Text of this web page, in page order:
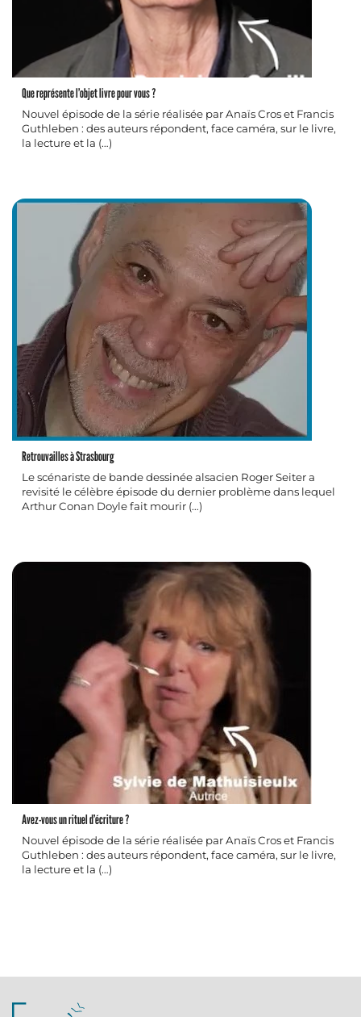
Que représente l’objet livre pour vous ?
Nouvel épisode de la série réalisée par Anaïs Cros et Francis
Guthleben : des auteurs répondent, face caméra, sur le livre,
la lecture et la (…)
Retrouvailles à Strasbourg
Le scénariste de bande dessinée alsacien Roger Seiter a
revisité le célèbre épisode du dernier problème dans lequel
Arthur Conan Doyle fait mourir (…)
Avez-vous un rituel d’écriture ?
Nouvel épisode de la série réalisée par Anaïs Cros et Francis
Guthleben : des auteurs répondent, face caméra, sur le livre,
la lecture et la (…)